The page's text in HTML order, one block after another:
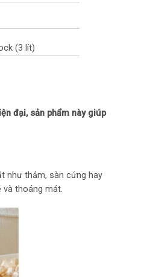
(3 lít)
đại, sản phẩm này giúp
như thảm, sàn cứng hay
và thoáng mát.